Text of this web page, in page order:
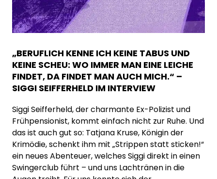
„BERUFLICH KENNE ICH KEINE TABUS UND
KEINE SCHEU: WO IMMER MAN EINE LEICHE
FINDET, DA FINDET MAN AUCH MICH.“ –
SIGGI SEIFFERHELD IM INTERVIEW
Siggi Seifferheld, der charmante Ex-Polizist und
Frühpensionist, kommt einfach nicht zur Ruhe. Und
das ist auch gut so: Tatjana Kruse, Königin der
Krimödie, schenkt ihm mit „Strippen statt sticken!“
ein neues Abenteuer, welches Siggi direkt in einen
Swingerclub führt – und uns Lachtränen in die